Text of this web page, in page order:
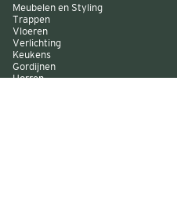
Meubelen en Styling
Trappen
Vloeren
Verlichting
Keukens
Gordijnen
Horren